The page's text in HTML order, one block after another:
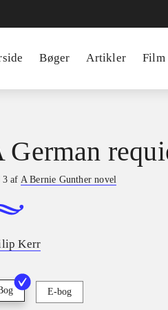
Bøger Artikler Film
German
3 af A Bernie Gunther novel
Kerr
E-bog